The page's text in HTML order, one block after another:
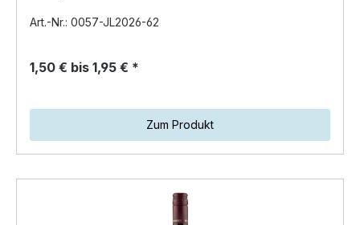
Art.-Nr.: 0057-JL2026-62
1,50 € bis 1,95 € *
Zum Produkt